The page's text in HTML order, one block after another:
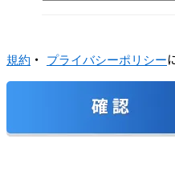
規約 ・ プライバシーポリシー